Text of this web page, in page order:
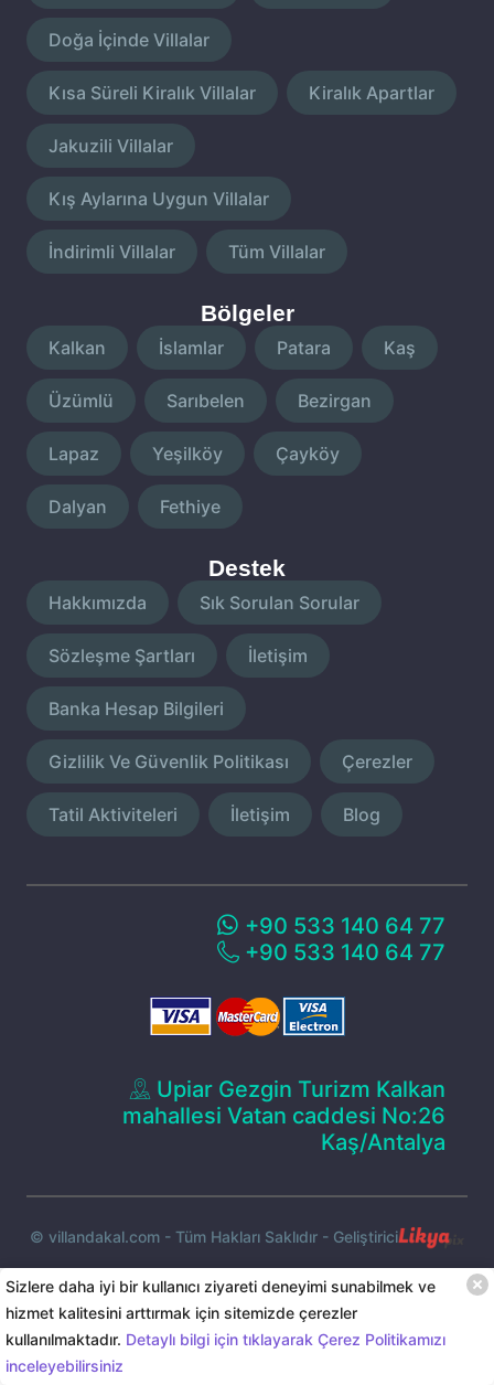
6.000 TL başlayan Rezervasyon Yap
Doğa İçinde Villalar
Kısa Süreli Kiralık Villalar Kiralık Apartlar
Jakuzili Villalar
Kış Aylarına Uygun Villalar
İndirimli Villalar Tüm Villalar
Bölgeler
Kalkan İslamlar Patara Kaş
Üzümlü Sarıbelen Bezirgan
Lapaz Yeşilköy Çayköy
Dalyan Fethiye
Destek
Hakkımızda Sık Sorulan Sorular
Sözleşme Şartları İletişim
Banka Hesap Bilgileri
Gizlilik Ve Güvenlik Politikası Çerezler
Tatil Aktiviteleri İletişim Blog
+90 533 140 64 77
+90 533 140 64 77
Upiar Gezgin Turizm Kalkan
mahallesi Vatan caddesi No:26
Kaş/Antalya
© villandakal.com - Tüm Hakları Saklıdır - Geliştirici
Sizlere daha iyi bir kullanıcı ziyareti deneyimi sunabilmek ve
hizmet kalitesini arttırmak için sitemizde çerezler
kullanılmaktadır. Detaylı bilgi için tıklayarak Çerez Politikamızı
inceleyebilirsiniz
Anasayfa Sana özel